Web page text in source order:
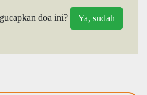
doa ini?